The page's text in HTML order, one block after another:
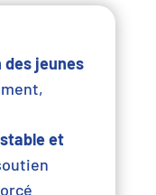
jeunes
et